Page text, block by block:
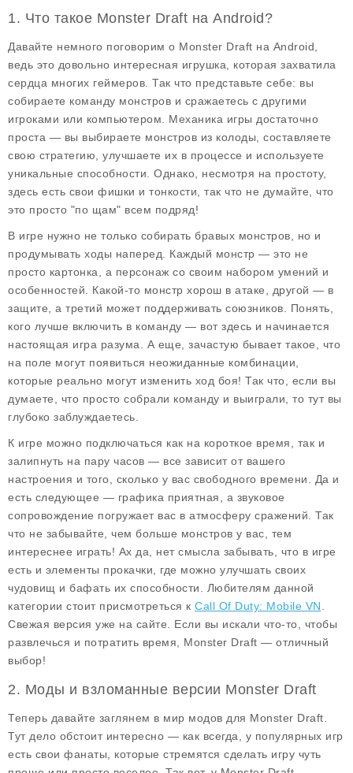
1. Что такое Monster Draft на Android?
Давайте немного поговорим о Monster Draft на Android,
ведь это довольно интересная игрушка, которая захватила
сердца многих геймеров. Так что представьте себе: вы
собираете команду монстров и сражаетесь с другими
игроками или компьютером. Механика игры достаточно
проста — вы выбираете монстров из колоды, составляете
свою стратегию, улучшаете их в процессе и используете
уникальные способности. Однако, несмотря на простоту,
здесь есть свои фишки и тонкости, так что не думайте, что
это просто "по щам" всем подряд!
В игре нужно не только собирать бравых монстров, но и
продумывать ходы наперед. Каждый монстр — это не
просто картонка, а персонаж со своим набором умений и
особенностей. Какой-то монстр хорош в атаке, другой — в
защите, а третий может поддерживать союзников. Понять,
кого лучше включить в команду — вот здесь и начинается
настоящая игра разума. А еще, зачастую бывает такое, что
на поле могут появиться неожиданные комбинации,
которые реально могут изменить ход боя! Так что, если вы
думаете, что просто собрали команду и выиграли, то тут вы
глубоко заблуждаетесь.
К игре можно подключаться как на короткое время, так и
залипнуть на пару часов — все зависит от вашего
настроения и того, сколько у вас свободного времени. Да и
есть следующее — графика приятная, а звуковое
сопровождение погружает вас в атмосферу сражений. Так
что не забывайте, чем больше монстров у вас, тем
интереснее играть! Ах да, нет смысла забывать, что в игре
есть и элементы прокачки, где можно улучшать своих
чудовищ и бафать их способности. Любителям данной
категории стоит присмотреться к Call Of Duty: Mobile VN
Свежая версия уже на сайте. Если вы искали что-то, чтобы
развлечься и потратить время, Monster Draft — отличный
выбор!
2. Моды и взломанные версии Monster Draft
Теперь давайте заглянем в мир модов для Monster Draft.
Тут дело обстоит интересно — как всегда, у популярных игр
есть свои фанаты, которые стремятся сделать игру чуть